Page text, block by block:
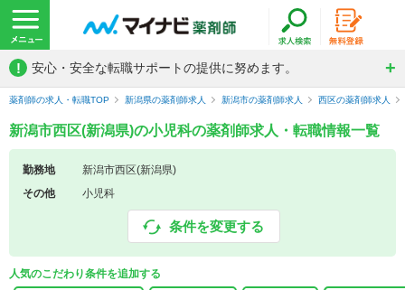
! 安心・安全な転職サポートの提供に努めます。
薬剤師の求人・転職TOP 新潟県の薬剤師求人 新潟市の薬剤師求人 西区の薬剤師求人
新潟市西区(新潟県)の小児科の薬剤師求人・転職情報一覧
勤務地
新潟市西区(新潟県)
その他
小児科
条件を変更する
人気のこだわり条件を追加する